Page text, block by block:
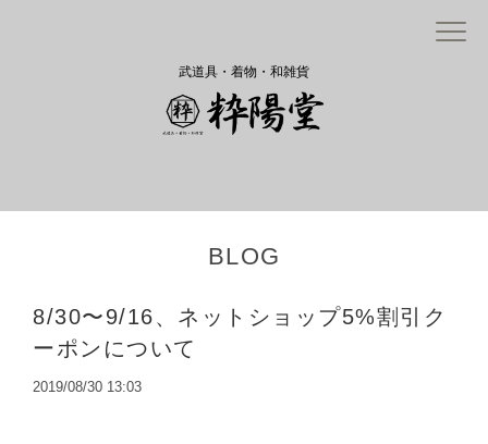
武道具・着物・和雑貨
BLOG
8/30〜9/16、ネットショップ5%割引ク
ーポンについて
2019/08/30 13:03